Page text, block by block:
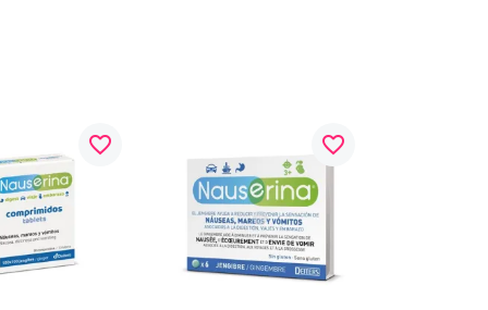
favorite_border favorite_border